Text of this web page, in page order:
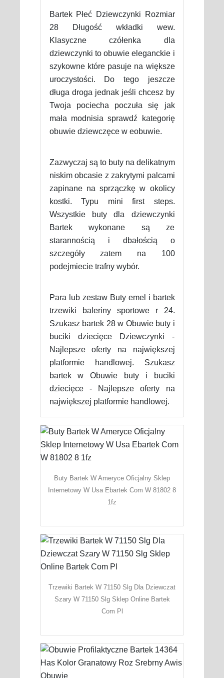
Bartek Płeć Dziewczynki Rozmiar
28 Długość wkładki wew.
Klasyczne czółenka dla
dziewczynki to obuwie eleganckie i
szykowne które pasuje na większe
uroczystości. Do tego jeszcze
długa droga jednak jeśli chcesz by
Twoja pociecha poczuła się jak
mała modnisia sprawdź kategorię
obuwie dziewczęce w eobuwie.
Zazwyczaj są to buty na delikatnym
niskim obcasie z zakrytymi palcami
zapinane na sprzączkę w okolicy
kostki. Typu mini first steps.
Wszystkie buty dla dziewczynki
Bartek wykonane są ze
starannością i dbałością o
szczegóły zatem na 100
podejmiecie trafny wybór.
Para lub zestaw Buty emel i bartek
trzewiki baleriny sportowe r 24.
Szukasz bartek 28 w Obuwie buty i
buciki dziecięce Dziewczynki -
Najlepsze oferty na największej
platformie handlowej. Szukasz
bartek w Obuwie buty i buciki
dziecięce - Najlepsze oferty na
największej platformie handlowej.
Buty Bartek W Ameryce Oficjalny Sklep
Internetowy W Usa Ebartek Com W 81802 8
1fz
Trzewiki Bartek W 71150 Slg Dla Dziewczat
Szary W 71150 Slg Sklep Online Bartek
Com Pl